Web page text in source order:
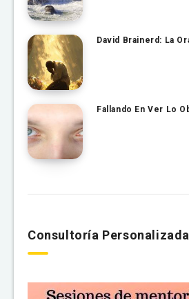
David Brainerd: La
Fallando En Ver Lo
Consultoría Personalizada